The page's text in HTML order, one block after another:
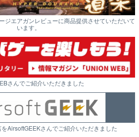
ジエアガンレビューに商品提供させていただいて
います。
さんでご紹介いただきました
AirsoftGEEKさんでご紹介いただきました